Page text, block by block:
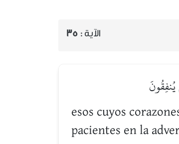
الآية : 35
esos cuyos
pacientes en la